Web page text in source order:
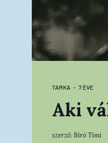
TARKA 7 ÉVE
Aki
szerző:Bíró Timi